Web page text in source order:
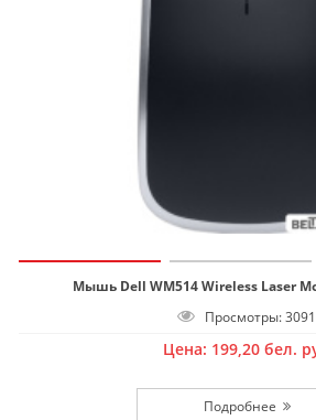
Мышь Dell WM514 Wireless Laser
Просмотры: 3091
Цена: 199,20 бел.